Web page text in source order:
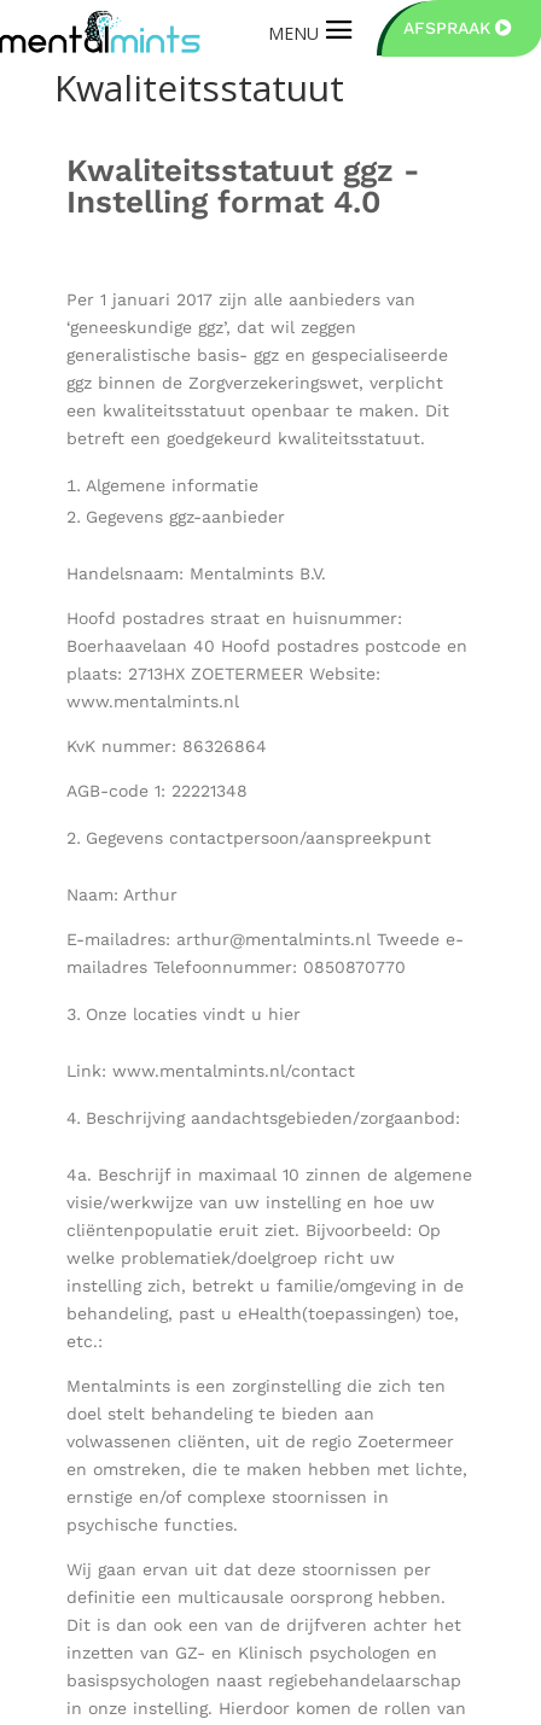
AFSPRAAK
Kwaliteitsstatuut
Kwaliteitsstatuut ggz -
Instelling format 4.0
Per 1 januari 2017 zijn alle aanbieders van
‘geneeskundige ggz’, dat wil zeggen
generalistische basis- ggz en gespecialiseerde
ggz binnen de Zorgverzekeringswet, verplicht
een kwaliteitsstatuut openbaar te maken. Dit
betreft een goedgekeurd kwaliteitsstatuut.
Algemene informatie
Gegevens ggz-aanbieder
Handelsnaam: Mentalmints B.V.
Hoofd postadres straat en huisnummer:
Boerhaavelaan 40 Hoofd postadres postcode en
plaats: 2713HX ZOETERMEER Website:
www.mentalmints.nl
KvK nummer: 86326864
AGB-code 1: 22221348
Gegevens contactpersoon/aanspreekpunt
Naam: Arthur
E-mailadres: arthur@mentalmints.nl Tweede e-
mailadres Telefoonnummer: 0850870770
Onze locaties vindt u hier
Link: www.mentalmints.nl/contact
Beschrijving aandachtsgebieden/zorgaanbod:
4a. Beschrijf in maximaal 10 zinnen de algemene
visie/werkwijze van uw instelling en hoe uw
cliëntenpopulatie eruit ziet. Bijvoorbeeld: Op
welke problematiek/doelgroep richt uw
instelling zich, betrekt u familie/omgeving in de
behandeling, past u eHealth(toepassingen) toe,
etc.:
Mentalmints is een zorginstelling die zich ten
doel stelt behandeling te bieden aan
volwassenen cliënten, uit de regio Zoetermeer
en omstreken, die te maken hebben met lichte,
ernstige en/of complexe stoornissen in
psychische functies.
Wij gaan ervan uit dat deze stoornissen per
definitie een multicausale oorsprong hebben.
Dit is dan ook een van de drijfveren achter het
inzetten van GZ- en Klinisch psychologen en
basispsychologen naast regiebehandelaarschap
in onze instelling. Hierdoor komen de rollen van